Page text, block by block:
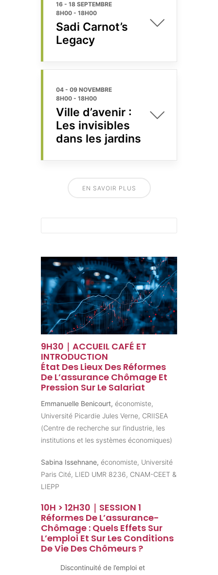
16 - 18 SEPTEMBRE
8H00 - 18H00
Sadi Carnot’s
Legacy
04 - 09 NOVEMBRE
8H00 - 18H00
Ville d’avenir :
Les invisibles
dans les jardins
EN SAVOIR PLUS
9H30｜ACCUEIL CAFÉ ET
INTRODUCTION
État Des Lieux Des Réformes
De L’assurance Chômage Et
Pression Sur Le Salariat
Emmanuelle Benicourt, économiste,
Université Picardie Jules Verne, CRIISEA
(Centre de recherche sur l’industrie, les
institutions et les systèmes économiques)
Sabina Issehnane, économiste, Université
Paris Cité, LIED UMR 8236, CNAM-CEET &
LIEPP
10H > 12H30｜SESSION 1
Réformes De L’assurance-
Chômage : Quels Effets Sur
L’emploi Et Sur Les Conditions
De Vie Des Chômeurs ?
Discontinuité de l’emploi et